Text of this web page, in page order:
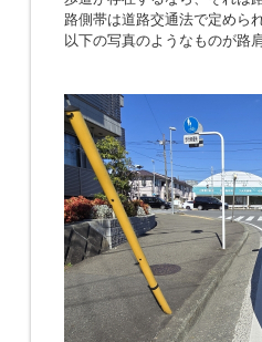
路側帯は道路交通法で定めら
以下の写真のようなものが路肩